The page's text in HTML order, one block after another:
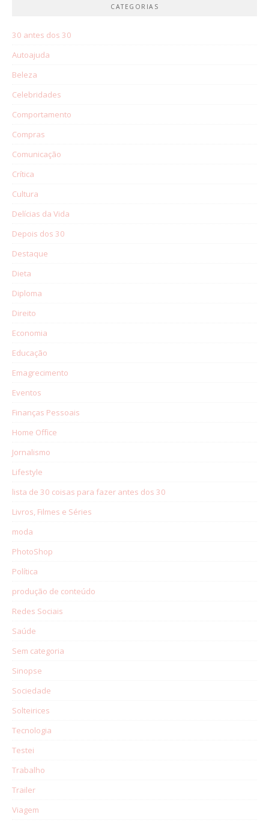
CATEGORIAS
30 antes dos 30
Autoajuda
Beleza
Celebridades
Comportamento
Compras
Comunicação
Crítica
Cultura
Delícias da Vida
Depois dos 30
Destaque
Dieta
Diploma
Direito
Economia
Educação
Emagrecimento
Eventos
Finanças Pessoais
Home Office
Jornalismo
Lifestyle
lista de 30 coisas para fazer antes dos 30
Livros, Filmes e Séries
moda
PhotoShop
Política
produção de conteúdo
Redes Sociais
Saúde
Sem categoria
Sinopse
Sociedade
Solteirices
Tecnologia
Testei
Trabalho
Trailer
Viagem